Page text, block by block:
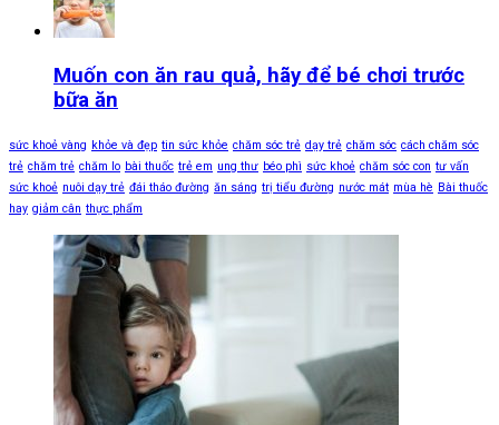
Muốn con ăn rau quả, hãy để bé chơi trước
bữa ăn
sức khoẻ vàng khỏe và đẹp tin sức khỏe chăm sóc trẻ dạy trẻ chăm sóc cách chăm sóc
trẻ chăm trẻ chăm lo bài thuốc trẻ em ung thư béo phì sức khoẻ chăm sóc con tư vấn
sức khoẻ nuôi dạy trẻ đái tháo đường ăn sáng trị tiểu đường nước mát mùa hè Bài thuốc
hay giảm cân thực phẩm